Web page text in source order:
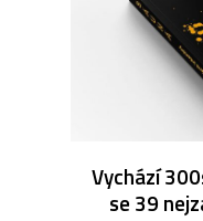
Vychází
se 39